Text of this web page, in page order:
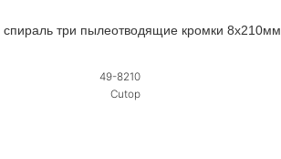
три пылеотводящие кромки 8х210мм
49-8210
Cutop